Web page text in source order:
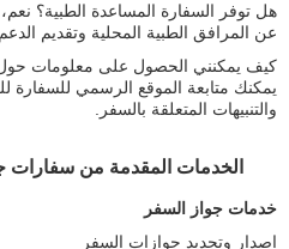
هل توفر السفارة المساعدة الطبية؟
عن المرافق الطبية المحلية وتقديم
كيف يمكنني الحصول على معلومات حول
يمكنك متابعة الموقع الرسمي للسفارة
والتنبيهات المتعلقة بالسفر.
الخدمات المقدمة من سفارات
خدمات جواز السفر
إصدار وتجديد جوازات السفر